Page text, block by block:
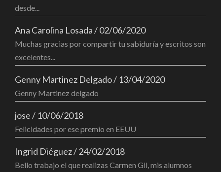
desde...
Ana Carolina Losada/02/06/2020
Muchas gracias por compartir tu sabiduría y escritos son
excelentes...
Genny Martinez Delgado/ 13/04/2020
Genny Martinez delgado
jose/ 10/06/2018
Felicidades por ese premio en EEUU
Ingrid Diéguez/24/02/2018
Bello trabajo el que realizas Carmen Gil, mis alumnos